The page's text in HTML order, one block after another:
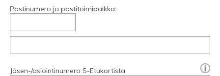
Postinumero ja postitoimipaikka:
Jäsen-/asiointinumero S-Etukortista